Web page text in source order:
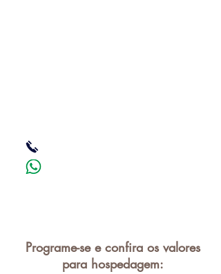
Programe-se e confira os valores
para hospedagem: